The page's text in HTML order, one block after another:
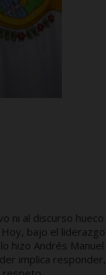
ni al discurso hueco
bajo el
hizo Andrés Manuel
implica responder,